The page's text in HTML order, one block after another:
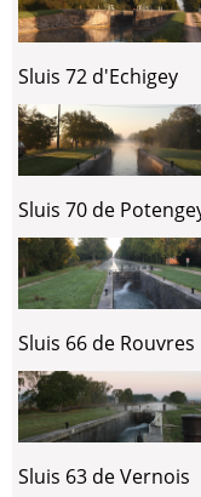
Sluis 72 d'Echigey
Sluis 70 de
Sluis 66 de Rouvres
Sluis 63 de Vernois